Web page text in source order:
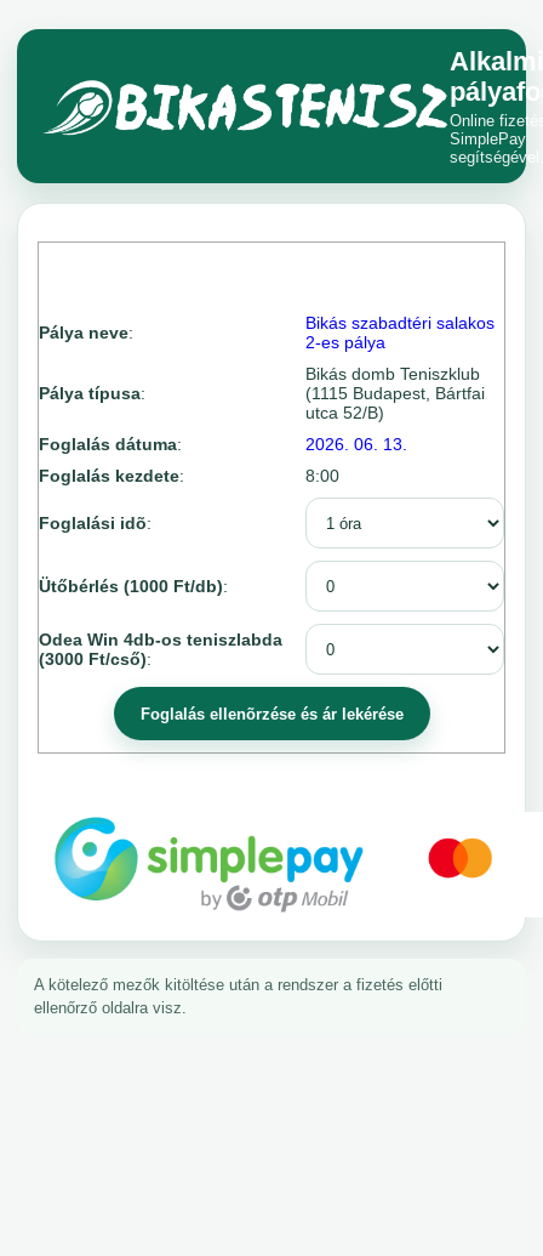
Alkalmi
Online
SimplePay
segítségével.
Pálya neve:
Bikás szabadtéri salakos
2-es pálya
Pálya típusa:
Bikás domb Teniszklub
(1115 Budapest, Bártfai
utca 52/B)
Foglalás dátuma:
2026. 06. 13.
Foglalás kezdete: 8:00
Foglalási idõ:
Ütőbérlés (1000 Ft/db):
Odea Win 4db-os teniszlabda
(3000 Ft/cső):
A kötelező mezők kitöltése után a rendszer a fizetés előtti
ellenőrző oldalra visz.